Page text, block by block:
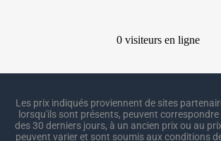
Les prix indiqués proviennent de sites
lorsqu'ils sont présents, peuvent
des 30 derniers jours, à un ancien prix ou au
peuvent varier et sont soumis aux conditions